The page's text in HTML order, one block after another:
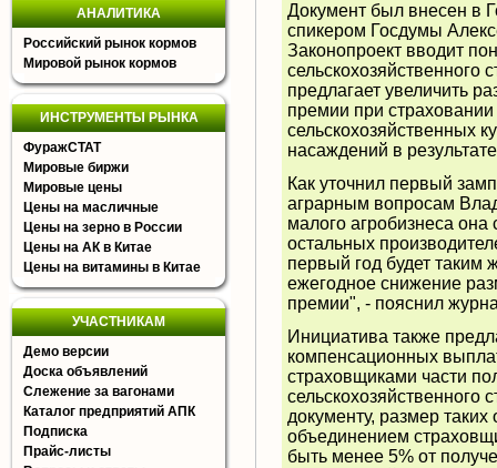
АНАЛИТИКА
Российский рынок кормов
Мировой рынок кормов
ИНСТРУМЕНТЫ РЫНКА
ФуражСТАТ
Мировые биржи
Мировые цены
Цены на масличные
Цены на зерно в России
Цены на АК в Китае
Цены на витамины в Китае
УЧАСТНИКАМ
Демо версии
Доска объявлений
Слежение за вагонами
Каталог предприятий АПК
Подписка
Прайс-листы
Документ был внесен в
спикером Госдумы
Законопроект вводит
сельскохозяйственного
предлагает увеличить
премии при
сельскохозяйственных
насаждений в
Как уточнил первый
аграрным вопросам
малого агробизнеса
остальных
первый год будет таким
ежегодное снижение
премии", - пояснил
Инициатива также
компенсационных
страховщиками части
сельскохозяйственного
документу, размер
объединением
быть менее 5% от